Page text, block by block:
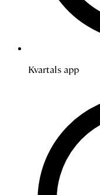
Kvartals app